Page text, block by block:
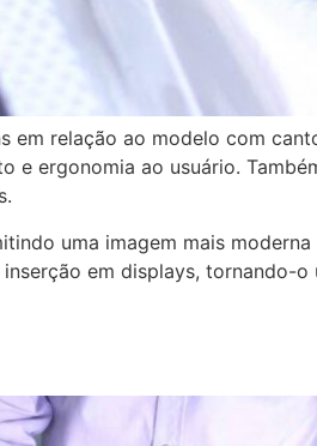
relação ao modelo com
ergonomia ao usuário.
uma imagem mais
em displays, tornando-